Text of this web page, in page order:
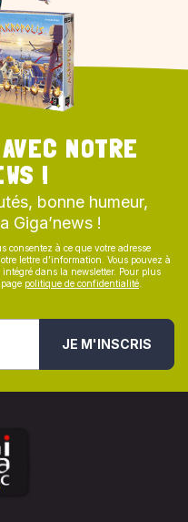
NOTRE
!
bonne humeur,
Giga’news !
consentez à ce que votre adresse
lettre d’information. Vous pouvez à
dans la newsletter. Pour plus
politique de confidentialité
JE M'INSCRIS